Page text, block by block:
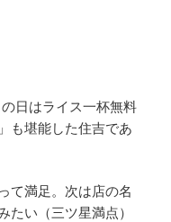
日はライス一杯無料
も堪能した住吉であ
満足。次は店の名
たい（三ツ星満点）